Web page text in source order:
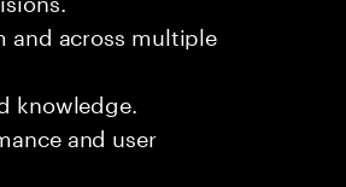
and across multiple
knowledge.
and user